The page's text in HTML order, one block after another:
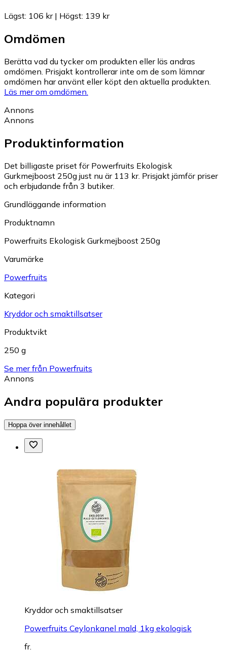
Lägst: 106 kr| Högst: 139 kr
Omdömen
Berätta vad du tycker om produkten eller läs andras
omdömen. Prisjakt kontrollerar inte om de som lämnar
omdömen har använt eller köpt den aktuella produkten.
Läs mer om omdömen.
Annons
Annons
Produktinformation
Det billigaste priset för Powerfruits Ekologisk
Gurkmejboost 250g just nu är 113 kr. Prisjakt jämför priser
och erbjudande från 3 butiker.
Grundläggande information
Produktnamn
Powerfruits Ekologisk Gurkmejboost 250g
Varumärke
Powerfruits
Kategori
Kryddor och smaktillsatser
Produktvikt
250 g
Se mer från Powerfruits
Annons
Andra populära produkter
Hoppa över innehållet
Kryddor och smaktillsatser
Powerfruits Ceylonkanel mald, 1kg ekologisk
fr.